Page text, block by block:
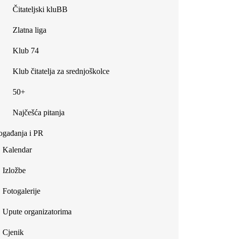
Čitateljski kluBB
Zlatna liga
Klub 74
Klub čitatelja za srednjoškolce
50+
Najčešća pitanja
i PR
Kalendar
Izložbe
Fotogalerije
Upute organizatorima
Cjenik